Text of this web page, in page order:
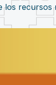
los recursos